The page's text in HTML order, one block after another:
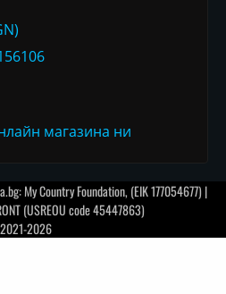
магазина ни
My Country Foundation, (EIK 177054677) |
(USREOU code 45447863)
2021-2026